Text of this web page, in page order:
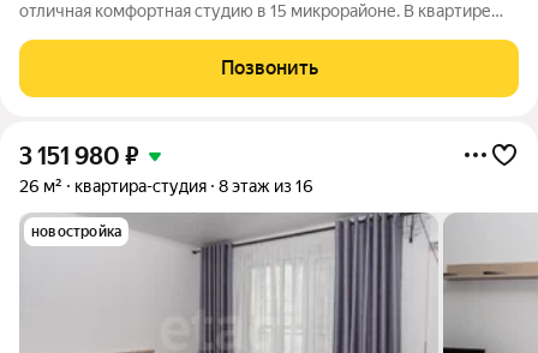
отличная комфортная студию в 15 микрорайоне. В квартире
мебель и бытовая техника. Район новый и благоустроенный,
новая школа, новый детский сад,
Позвонить
3 151 980 ₽
26 м² квартира-студия 8 этаж из 16
новостройка